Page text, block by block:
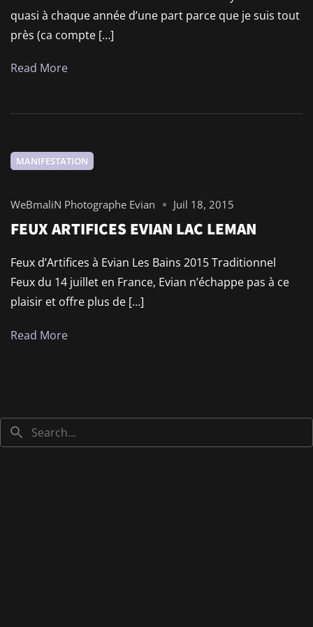
quasi à chaque année d’une part parce que je suis tout
près (ca compte […]
Read More
MANIFESTATION
WeBmaliN Photographe Evian Juil 18, 2015
FEUX ARTIFICES EVIAN LAC LEMAN
Feux d’Artifices à Evian Les Bains 2015 Traditionnel
Feux du 14 juillet en France, Evian n’échappe pas à ce
plaisir et offre plus de […]
Read More